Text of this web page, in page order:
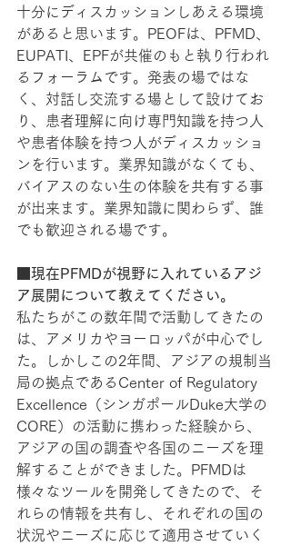
十分にディスカッションしあえる環境
があると思います。PEOFは、PFMD、
EUPATI、EPFが共催のもと執り行われ
るフォーラムです。発表の場ではな
く、対話し交流する場として設けてお
り、患者理解に向け専門知識を持つ人
や患者体験を持つ人がディスカッショ
ンを行います。業界知識がなくても、
バイアスのない生の体験を共有する事
が出来ます。業界知識に関わらず、誰
でも歓迎される場です。
■現在PFMDが視野に入れているアジ
ア展開について教えてください。
私たちがこの数年間で活動してきたの
は、アメリカやヨーロッパが中心でし
た。しかしこの2年間、アジアの規制当
局の拠点であるCenter of Regulatory
Excellence（シンガポールDuke大学の
CORE）の活動に携わった経験から、
アジアの国の調査や各国のニーズを理
解することができました。PFMDは
様々なツールを開発してきたので、そ
れらの情報を共有し、それぞれの国の
状況やニーズに応じて適用させていく